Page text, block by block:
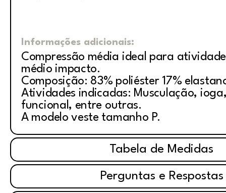
Informações adicionais:
Compressão média ideal para
médio impacto.
Composição: 83% poliéster 17%
Atividades indicadas: Musculação,
funcional, entre outras.
A modelo veste tamanho P.
Tabela de Medidas
Perguntas e Respostas